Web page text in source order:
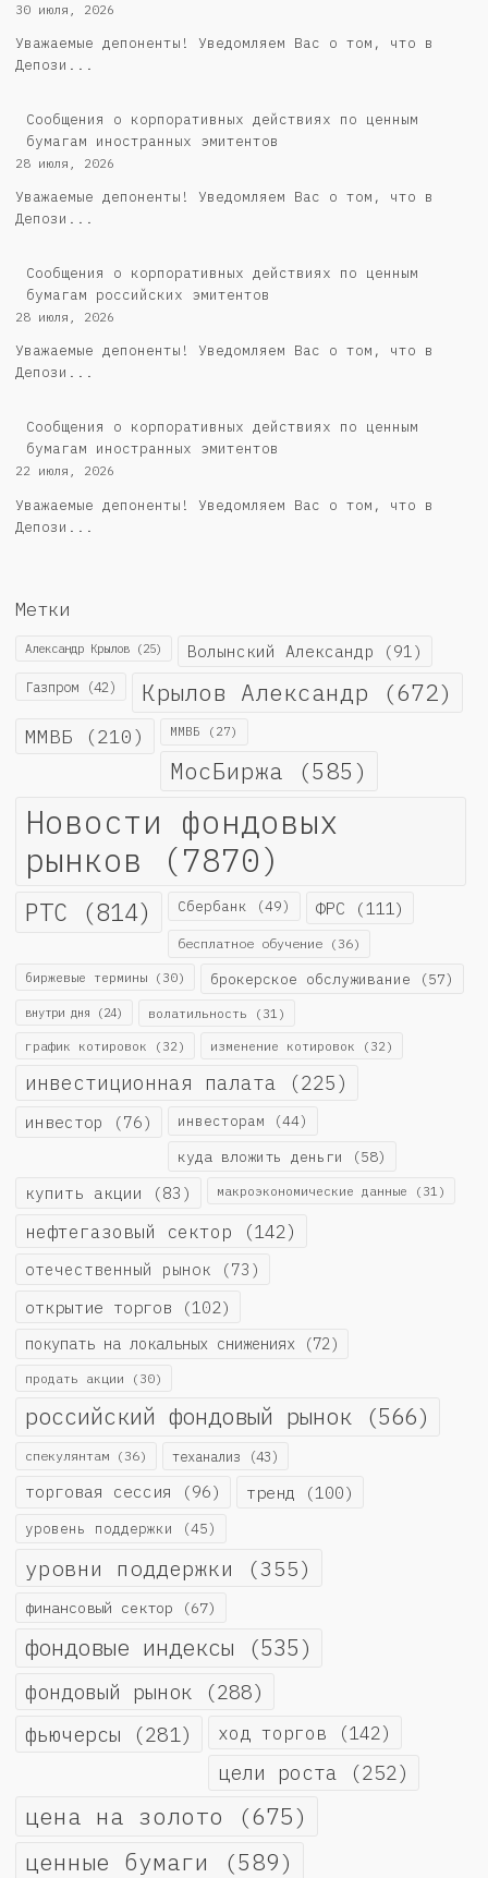
30 июля, 2026
Уважаемые депоненты! Уведомляем Вас о том, что в
Депози...
Сообщения о корпоративных действиях по ценным
бумагам иностранных эмитентов
28 июля, 2026
Уважаемые депоненты! Уведомляем Вас о том, что в
Депози...
Cообщения о корпоративных действиях по ценным
бумагам российских эмитентов
28 июля, 2026
Уважаемые депоненты! Уведомляем Вас о том, что в
Депози...
Сообщения о корпоративных действиях по ценным
бумагам иностранных эмитентов
22 июля, 2026
Уважаемые депоненты! Уведомляем Вас о том, что в
Депози...
Метки
Александр Крылов (25) Волынский Александр (91)
Газпром (42) Крылов Александр (672)
ММВБ (210) ММВБ (27)
МосБиржа (585)
Новости фондовых
рынков (7870)
РТС (814) Сбербанк (49) ФРС (111)
бесплатное обучение (36)
биржевые термины (30) брокерское обслуживание (57)
внутри дня (24) волатильность (31)
график котировок (32) изменение котировок (32)
инвестиционная палата (225)
инвестор (76) инвесторам (44)
куда вложить деньги (58)
купить акции (83) макроэкономические данные (31)
нефтегазовый сектор (142)
отечественный рынок (73)
открытие торгов (102)
покупать на локальных снижениях (72)
продать акции (30)
российский фондовый рынок (566)
спекулянтам (36) теханализ (43)
торговая сессия (96) тренд (100)
уровень поддержки (45)
уровни поддержки (355)
финансовый сектор (67)
фондовые индексы (535)
фондовый рынок (288)
фьючерсы (281) ход торгов (142)
цели роста (252)
цена на золото (675)
ценные бумаги (589)